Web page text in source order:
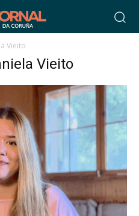
Vieito
Vieito